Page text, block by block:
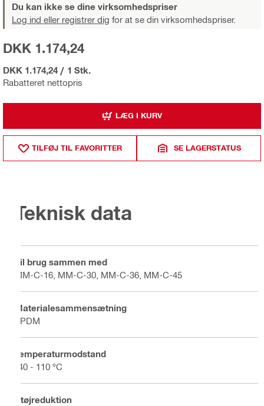
Du kan ikke se dine virksomhedspriser
Log ind eller registrer dig for at se din virksomhedspriser.
Rabatteret nettopris
DKK 1.174,24
DKK 1.174,24 / 1 Stk.
LÆG I KURV
TILFØJ TIL FAVORITTER SE LAGERSTATUS
Teknisk data
Til brug sammen med
MM-C-16, MM-C-30, MM-C-36, MM-C-45
Materialesammensætning
EPDM
Temperaturmodstand
-40 - 110 °C
Støjreduktion